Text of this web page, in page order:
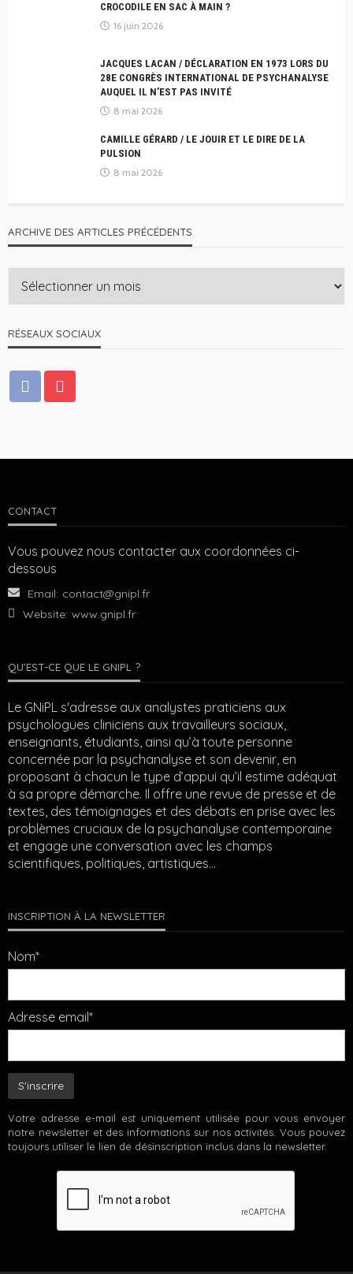
CROCODILE EN SAC À MAIN ?
16 juin 2026
JACQUES LACAN / DÉCLARATION EN 1973 LORS DU
28E CONGRÈS INTERNATIONAL DE PSYCHANALYSE
AUQUEL IL N’EST PAS INVITÉ
8 mai 2026
CAMILLE GÉRARD / LE JOUIR ET LE DIRE DE LA
PULSION
8 mai 2026
ARCHIVE DES ARTICLES PRÉCÉDENTS
RÉSEAUX SOCIAUX
CONTACT
Vous pouvez nous contacter aux coordonnées ci-
dessous
Email: contact@gnipl.fr
Website: www.gnipl.fr
QU’EST-CE QUE LE GNIPL ?
Le GNiPL s'adresse aux analystes praticiens aux
psychologues cliniciens aux travailleurs sociaux,
enseignants, étudiants, ainsi qu’à toute personne
concernée par la psychanalyse et son devenir, en
proposant à chacun le type d’appui qu’il estime adéquat
à sa propre démarche. Il offre une revue de presse et de
textes, des témoignages et des débats en prise avec les
problèmes cruciaux de la psychanalyse contemporaine
et engage une conversation avec les champs
scientifiques, politiques, artistiques…
INSCRIPTION À LA NEWSLETTER
Nom*
Adresse email*
Votre adresse e-mail est uniquement utilisée pour vous envoyer
notre newsletter et des informations sur nos activités. Vous pouvez
toujours utiliser le lien de désinscription inclus dans la newsletter.